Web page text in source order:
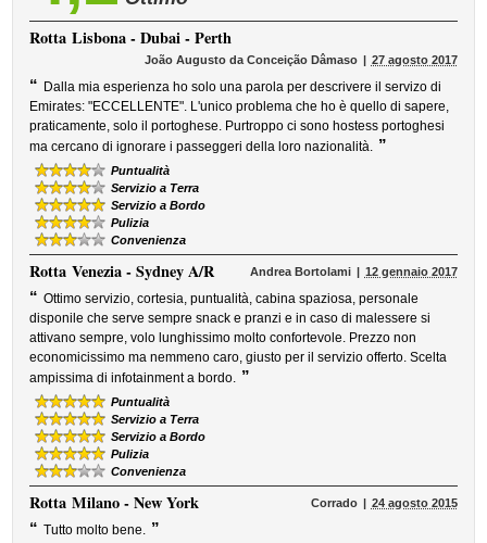
RottaLisbona - Dubai - Perth
João Augusto da Conceição Dâmaso 27 agosto 2017
“ Dalla mia esperienza ho solo una parola per descrivere il servizo di
Emirates: "ECCELLENTE". L'unico problema che ho è quello di sapere,
praticamente, solo il portoghese. Purtroppo ci sono hostess portoghesi
ma cercano di ignorare i passeggeri della loro nazionalità. ”
Puntualità
Servizio a Terra
Servizio a Bordo
Pulizia
Convenienza
RottaVenezia - Sydney A/R Andrea Bortolami 12 gennaio 2017
“ Ottimo servizio, cortesia, puntualità, cabina spaziosa, personale
disponile che serve sempre snack e pranzi e in caso di malessere si
attivano sempre, volo lunghissimo molto confortevole. Prezzo non
economicissimo ma nemmeno caro, giusto per il servizio offerto. Scelta
ampissima di infotainment a bordo. ”
Puntualità
Servizio a Terra
Servizio a Bordo
Pulizia
Convenienza
RottaMilano - New York Corrado 24 agosto 2015
“ Tutto molto bene. ”